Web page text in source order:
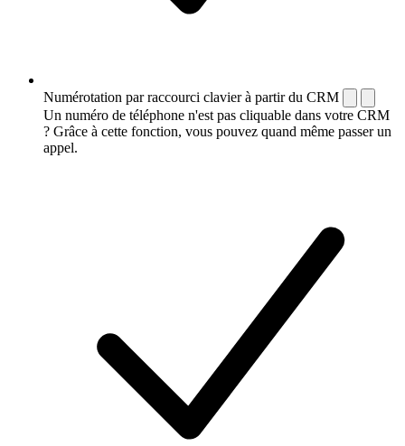
Numérotation par raccourci clavier à partir du CRM
Un numéro de téléphone n'est pas cliquable dans votre CRM
? Grâce à cette fonction, vous pouvez quand même passer un
appel.